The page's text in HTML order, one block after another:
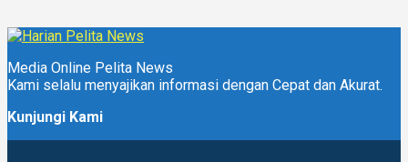
Media Online Pelita News
Kami selalu menyajikan informasi dengan Cepat dan Akurat.
Kunjungi Kami